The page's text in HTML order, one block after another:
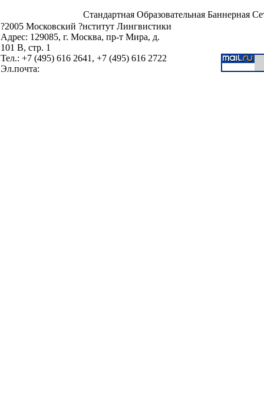
Стандартная Образовательная Баннерная
?2005 Московский ?нститут Лингвистики
Адрес: 129085, г. Москва, пр-т Мира, д.
101 В, стр. 1
Тел.: +7 (495) 616 2641, +7 (495) 616 2722
Эл.почта: